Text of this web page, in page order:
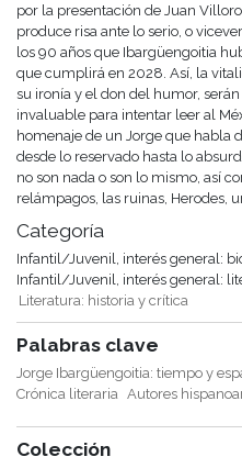
por la presentación de Juan
produce risa ante lo serio, o
los 90 años que Ibargüengoitia
que cumplirá en 2028. Así, la
su ironía y el don del humor,
invaluable para intentar leer al
homenaje de un Jorge que habla
desde lo reservado hasta lo
no son nada o son lo mismo, así
relámpagos, las ruinas, Herodes,
Categoría
Infantil/Juvenil, interés general:
Infantil/Juvenil, interés general:
Literatura: historia y crítica
Palabras clave
Jorge Ibargüengoitia: tiempo y
Crónica literaria Autores
Colección